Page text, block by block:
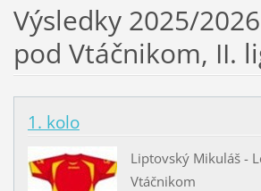
Výsledky 2025/
pod Vtáčnikom, II.
1. kolo
Liptovský Mikuláš -
Vtáčnikom